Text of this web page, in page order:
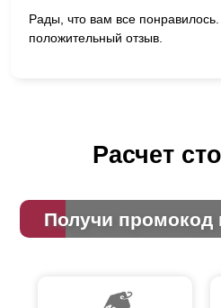
Рады, что вам все
положительный отзыв.
Расчет
Получи промокод